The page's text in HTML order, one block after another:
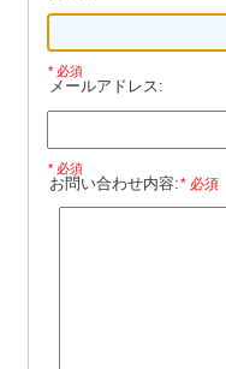
* 必須
メールアドレス:
* 必須
お問い合わせ内容:* 必須